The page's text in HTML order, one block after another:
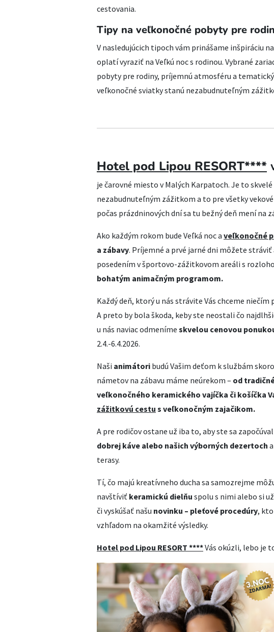
cestovania.
Tipy na veľkonočné pobyty pre
V nasledujúcich tipoch vám prinášame inšpiráciu
oplatí vyraziť na Veľkú noc s rodinou. Vybrané
pobyty pre rodiny, príjemnú atmosféru a
veľkonočné sviatky stanú nezabudnuteľným
Hotel pod Lipou RESORT****
je čarovné miesto v Malých Karpatoch. Je to
nezabudnuteľným zážitkom a to pre všetky
počas prázdninových dní sa tu bežný deň mení na
Ako každým rokom bude Veľká noc a veľkonočné
a zábavy. Príjemné a prvé jarné dni môžete
posedením v športovo-zážitkovom areáli s
bohatým animačným programom.
Každý deň, ktorý u nás strávite Vás chceme
A preto by bola škoda, keby ste neostali čo
u nás naviac odmeníme skvelou cenovou
2.4.-6.4.2026.
Naši animátori budú Vašim deťom k službám
námetov na zábavu máme neúrekom – od
veľkonočného keramického vajíčka či košíčka
zážitkovú cestu s veľkonočným zajačikom.
A pre rodičov ostane už iba to, aby ste sa
dobrej káve alebo našich výborných dezertoch
terasy.
Tí, čo majú kreatívneho ducha sa samozrejme
navštíviť keramickú dielňu spolu s nimi alebo si
či vyskúšať našu novinku – pleťové procedúry,
vzhľadom na okamžité výsledky.
Hotel pod Lipou RESORT ****Vás okúzli, lebo je